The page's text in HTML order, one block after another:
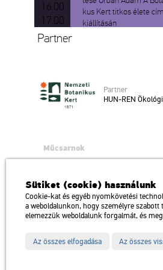
16.00
17.00
kus Kert tit­kos élete
ki­ál­lí­tá­sán
Part­ner
Part­ner
HUN-REN
Műcsarnok
1146 Budapest, Dózsa György út 37.
Megközelíthető: Millenniumi
Impresszum Sitemap Adatvédelem
Sütiket (cookie) használunk
Cookie-kat és egyéb nyomkövetési
a weboldalunkon, hogy személyre
elemezzük weboldalunk forgalmát, és
Az összes elfogadása Az összes